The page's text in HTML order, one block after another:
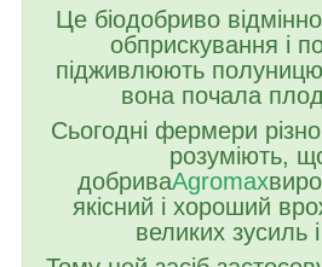
Це біодобриво
обприскування і
підживлюють
вона почала
Сьогодні фермери
розуміють,
добриваAgromax
якісний і хороший
великих зусиль